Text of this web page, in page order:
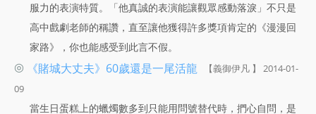
服力的表演特質。「他真誠的表演能讓觀眾感動落淚」不只是
高中戲劇老師的稱讚，直至讓他獲得許多獎項肯定的《漫漫回
家路》，你也能感受到此言不假。
◎ 《賭城大丈夫》60歲還是一尾活龍
【義御伊凡 】 2014-01-
09
當生日蛋糕上的蠟燭數多到只能用問號替代時，捫心自問，是